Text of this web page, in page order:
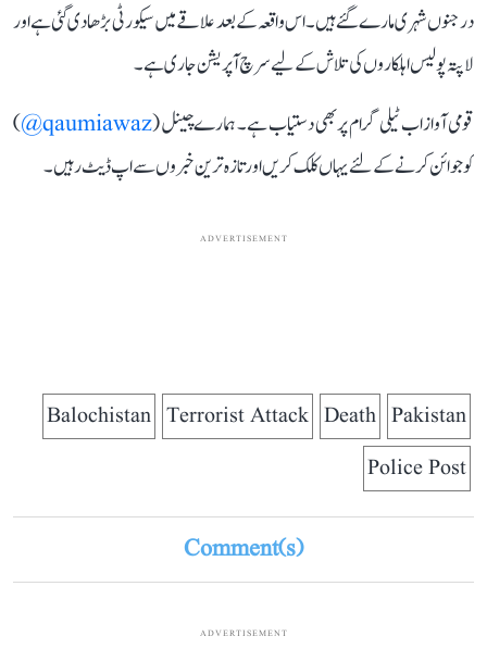
درجنوں شہری مارے گئے ہیں۔ اس واقعہ کے بعد علاقے میں سیکورٹی بڑھا دی گئی ہے اور
لاپتہ پولیس اہلکاروں کی تلاش کے لیے سرچ آپریشن جاری ہے۔
قومی آواز اب ٹیلی گرام پر بھی دستیاب ہے۔ ہمارے چینل (qaumiawaz@
)
کو جوائن کرنے کے لئے یہاں کلک کریں اور تازہ ترین خبروں سے اپ ڈیٹ رہیں۔
ADVERTISEMENT
Pakistan
Death
Terrorist Attack
Balochistan
Police Post
Comment(s)
ADVERTISEMENT